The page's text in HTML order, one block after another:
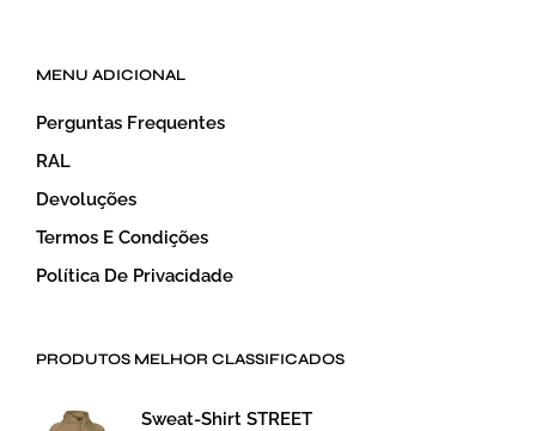
MENU ADICIONAL
Perguntas Frequentes
RAL
Devoluções
Termos E Condições
Política De Privacidade
PRODUTOS MELHOR CLASSIFICADOS
Sweat-Shirt STREET